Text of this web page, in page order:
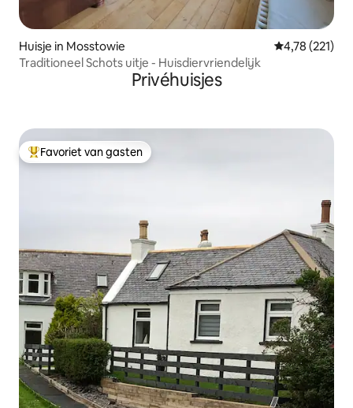
Huisje in Mosstowie Gemiddelde
4,78 (221)
Traditioneel Schots uitje - Huisdiervriendelijk
Privéhuisjes
Topfavoriet van gasten
Favoriet van gasten